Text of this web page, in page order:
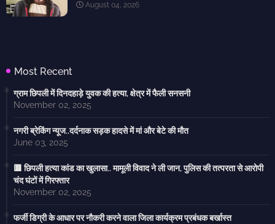
August 04, 2026
Most Recent
ग्राम छिपली में दिनदहाड़े युवक की हत्या, क्षेत्र में फैली सनसनी
November 02, 2025
नगरी ब्रेकिंग न्यूज..दर्दनाक सड़क हादसे में मां और बेटे की मौत
June 03, 2025
🟥 छिपली हत्या कांड का खुलासा.. मामूली विवाद ने ली जान, पुलिस की तत्परता से आरोपी
चंद घंटों में गिरफ्तार
November 02, 2025
फर्जी डिग्री के आधार पर नौकरी करने वाला जिला कार्यक्रम प्रबंधक बर्खास्त